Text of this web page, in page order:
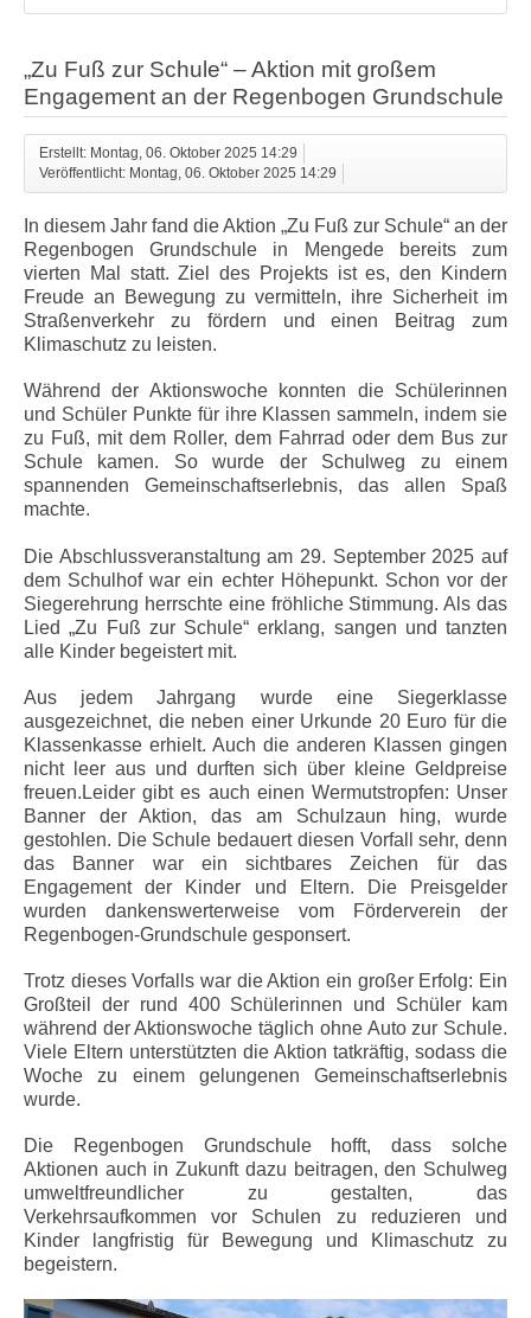
„Zu Fuß zur Schule“ – Aktion mit großem
Engagement an der Regenbogen Grundschule
Erstellt: Montag, 06. Oktober 2025 14:29
Veröffentlicht: Montag, 06. Oktober 2025 14:29
In diesem Jahr fand die Aktion „Zu Fuß zur Schule“ an der
Regenbogen Grundschule in Mengede bereits zum
vierten Mal statt. Ziel des Projekts ist es, den Kindern
Freude an Bewegung zu vermitteln, ihre Sicherheit im
Straßenverkehr zu fördern und einen Beitrag zum
Klimaschutz zu leisten.
Während der Aktionswoche konnten die Schülerinnen
und Schüler Punkte für ihre Klassen sammeln, indem sie
zu Fuß, mit dem Roller, dem Fahrrad oder dem Bus zur
Schule kamen. So wurde der Schulweg zu einem
spannenden Gemeinschaftserlebnis, das allen Spaß
machte.
Die Abschlussveranstaltung am 29. September 2025 auf
dem Schulhof war ein echter Höhepunkt. Schon vor der
Siegerehrung herrschte eine fröhliche Stimmung. Als das
Lied „Zu Fuß zur Schule“ erklang, sangen und tanzten
alle Kinder begeistert mit.
Aus jedem Jahrgang wurde eine Siegerklasse
ausgezeichnet, die neben einer Urkunde 20 Euro für die
Klassenkasse erhielt. Auch die anderen Klassen gingen
nicht leer aus und durften sich über kleine Geldpreise
freuen.Leider gibt es auch einen Wermutstropfen: Unser
Banner der Aktion, das am Schulzaun hing, wurde
gestohlen. Die Schule bedauert diesen Vorfall sehr, denn
das Banner war ein sichtbares Zeichen für das
Engagement der Kinder und Eltern. Die Preisgelder
wurden dankenswerterweise vom Förderverein der
Regenbogen-Grundschule gesponsert.
Trotz dieses Vorfalls war die Aktion ein großer Erfolg: Ein
Großteil der rund 400 Schülerinnen und Schüler kam
während der Aktionswoche täglich ohne Auto zur Schule.
Viele Eltern unterstützten die Aktion tatkräftig, sodass die
Woche zu einem gelungenen Gemeinschaftserlebnis
wurde.
Die Regenbogen Grundschule hofft, dass solche
Aktionen auch in Zukunft dazu beitragen, den Schulweg
umweltfreundlicher zu gestalten, das
Verkehrsaufkommen vor Schulen zu reduzieren und
Kinder langfristig für Bewegung und Klimaschutz zu
begeistern.